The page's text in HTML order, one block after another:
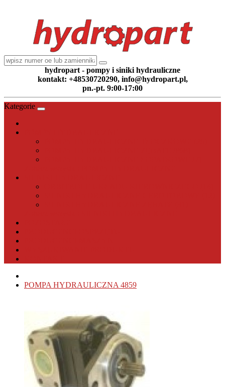
hydropart - pompy i siniki hydrauliczne
kontakt: +48530720290, info@hydropart.pl,
pn.-pt. 9:00-17:00
Kategorie
POMPA HYDRAULICZNA 4859